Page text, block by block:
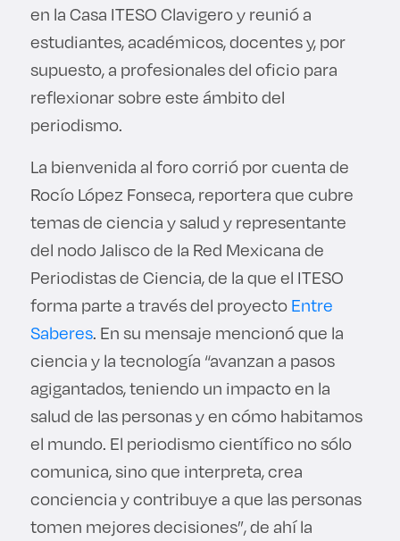
en la Casa ITESO Clavigero y reunió a
estudiantes, académicos, docentes y, por
supuesto, a profesionales del oficio para
reflexionar sobre este ámbito del
periodismo.
La bienvenida al foro corrió por cuenta de
Rocío López Fonseca, reportera que cubre
temas de ciencia y salud y representante
del nodo Jalisco de la Red Mexicana de
Periodistas de Ciencia, de la que el ITESO
forma parte a través del proyectoEntre
Saberes. En su mensaje mencionó que la
ciencia y la tecnología “avanzan a pasos
agigantados, teniendo un impacto en la
salud de las personas y en cómo habitamos
el mundo. El periodismo científico no sólo
comunica, sino que interpreta, crea
conciencia y contribuye a que las personas
tomen mejores decisiones”, de ahí la